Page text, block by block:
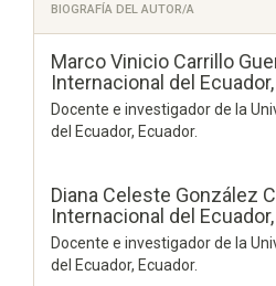
BIOGRAFÍA DEL AUTOR/A
Marco Vinicio Carrillo
Internacional del
Docente e investigador de la
del Ecuador, Ecuador.
Diana Celeste González
Internacional del
Docente e investigador de la
del Ecuador, Ecuador.